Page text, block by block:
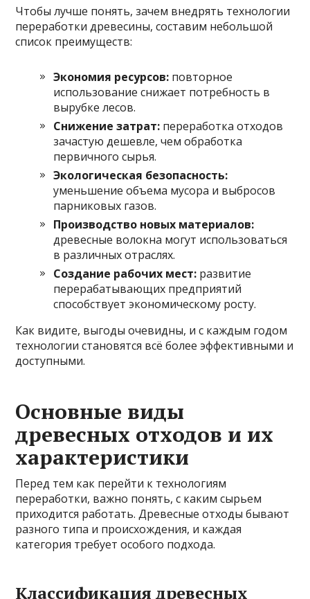
Чтобы лучше понять, зачем внедрять технологии
переработки древесины, составим небольшой
список преимуществ:
Экономия ресурсов: повторное
использование снижает потребность в
вырубке лесов.
Снижение затрат: переработка отходов
зачастую дешевле, чем обработка
первичного сырья.
Экологическая безопасность:
уменьшение объема мусора и выбросов
парниковых газов.
Производство новых материалов:
древесные волокна могут использоваться
в различных отраслях.
Создание рабочих мест: развитие
перерабатывающих предприятий
способствует экономическому росту.
Как видите, выгоды очевидны, и с каждым годом
технологии становятся всё более эффективными и
доступными.
Основные виды
древесных отходов и их
характеристики
Перед тем как перейти к технологиям
переработки, важно понять, с каким сырьем
приходится работать. Древесные отходы бывают
разного типа и происхождения, и каждая
категория требует особого подхода.
Классификация древесных